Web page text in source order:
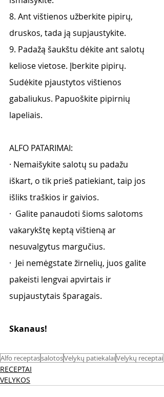
8. Ant vištienos užberkite pipirų,
druskos, tada ją supjaustykite.
9. Padažą šaukštu dėkite ant salotų
keliose vietose. Įberkite pipirų.
Sudėkite pjaustytos vištienos
gabaliukus. Papuoškite pipirnių
lapeliais.
ALFO PATARIMAI:
· Nemaišykite salotų su padažu
iškart, o tik prieš patiekiant, taip jos
išliks traškios ir gaivios.
·  Galite panaudoti šioms salotoms
vakarykštę keptą vištieną ar
nesuvalgytus margučius.
·  Jei nemėgstate žirnelių, juos galite
pakeisti lengvai apvirtais ir
supjaustytais šparagais.
Skanaus!
Alfo receptassalotosVelykų patiekalaiVelykų receptai
RECEPTAI
VELYKOS